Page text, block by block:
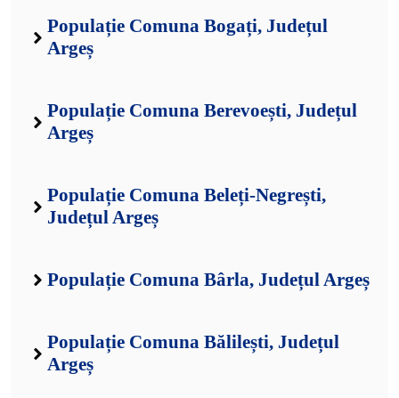
Populație Comuna Bogați, Județul
Argeș
Populație Comuna Berevoești, Județul
Argeș
Populație Comuna Beleți-Negrești,
Județul Argeș
Populație Comuna Bârla, Județul Argeș
Populație Comuna Bălilești, Județul
Argeș